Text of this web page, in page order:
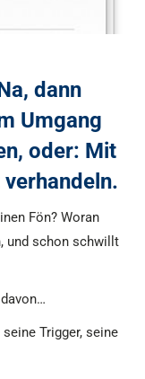
dann
Umgang
oder: Mit
Fön? Woran
und schon schwillt
Trigger, seine